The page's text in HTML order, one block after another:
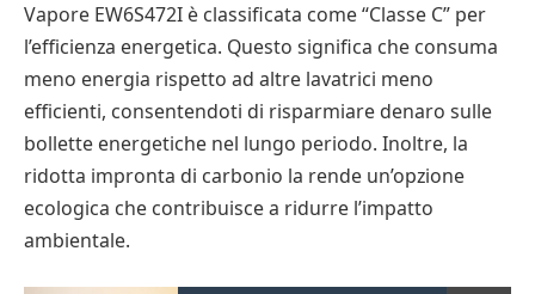
Vapore EW6S472I è classificata come “Classe C” per
l’efficienza energetica. Questo significa che consuma
meno energia rispetto ad altre lavatrici meno
efficienti, consentendoti di risparmiare denaro sulle
bollette energetiche nel lungo periodo. Inoltre, la
ridotta impronta di carbonio la rende un’opzione
ecologica che contribuisce a ridurre l’impatto
ambientale.